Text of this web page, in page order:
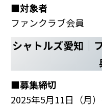
■対象者
ファンクラブ会員
シャトルズ愛知｜
■募集締切
2025年5月11日（月